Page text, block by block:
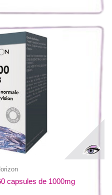
capsules de 1000mg